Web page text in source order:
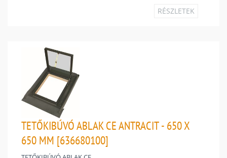
RÉSZLETEK
TETŐKIBÚVÓ ABLAK CE ANTRACIT - 650 X
650 MM [636680100]